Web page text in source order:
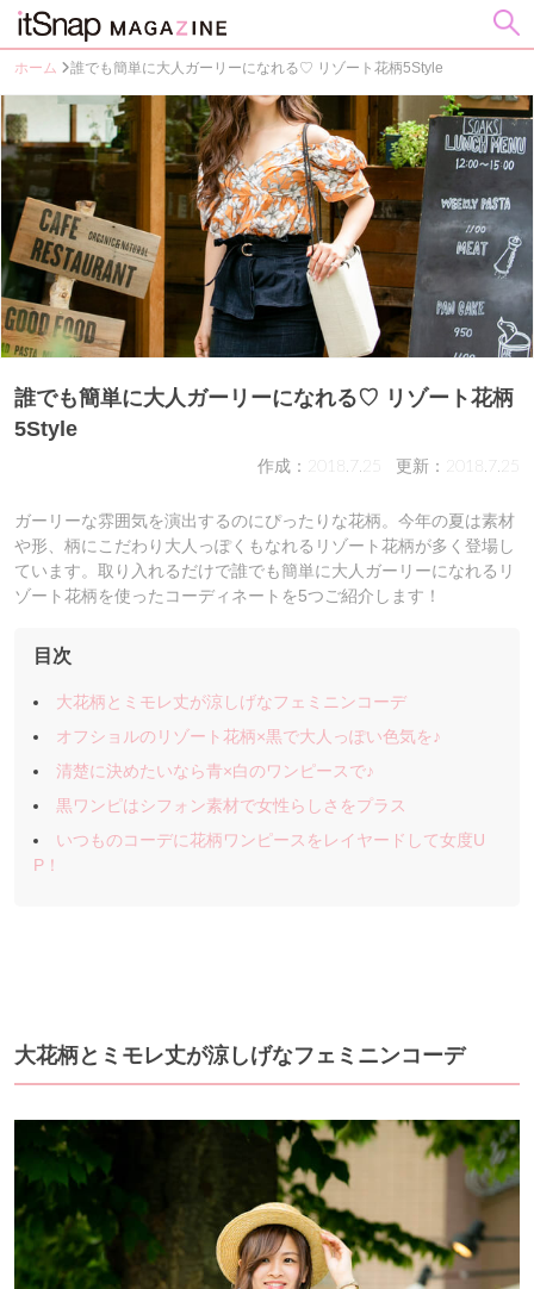
ホーム 誰でも簡単に大人ガーリーになれる♡ リゾート花柄5Style
誰でも簡単に大人ガーリーになれる♡ リゾート花柄
5Style
作成：2018.7.25 更新：2018.7.25
ガーリーな雰囲気を演出するのにぴったりな花柄。今年の夏は素材
や形、柄にこだわり大人っぽくもなれるリゾート花柄が多く登場し
ています。取り入れるだけで誰でも簡単に大人ガーリーになれるリ
ゾート花柄を使ったコーディネートを5つご紹介します！
目次
大花柄とミモレ丈が涼しげなフェミニンコーデ
オフショルのリゾート花柄×黒で大人っぽい色気を♪
清楚に決めたいなら青×白のワンピースで♪
黒ワンピはシフォン素材で女性らしさをプラス
いつものコーデに花柄ワンピースをレイヤードして女度U
P！
大花柄とミモレ丈が涼しげなフェミニンコーデ